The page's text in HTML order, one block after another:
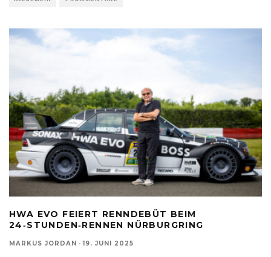
HWA EVO FEIERT RENNDEBÜT BEIM
24‑STUNDEN‑RENNEN NÜRBURGRING
MARKUS JORDAN · 19. JUNI 2025